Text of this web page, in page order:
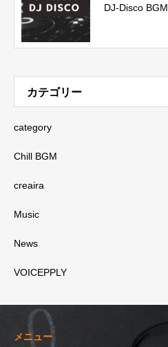
DJ-Disco BGM
カテゴリー
category
Chill BGM
creaira
Music
News
VOICEPPLY
メニュー